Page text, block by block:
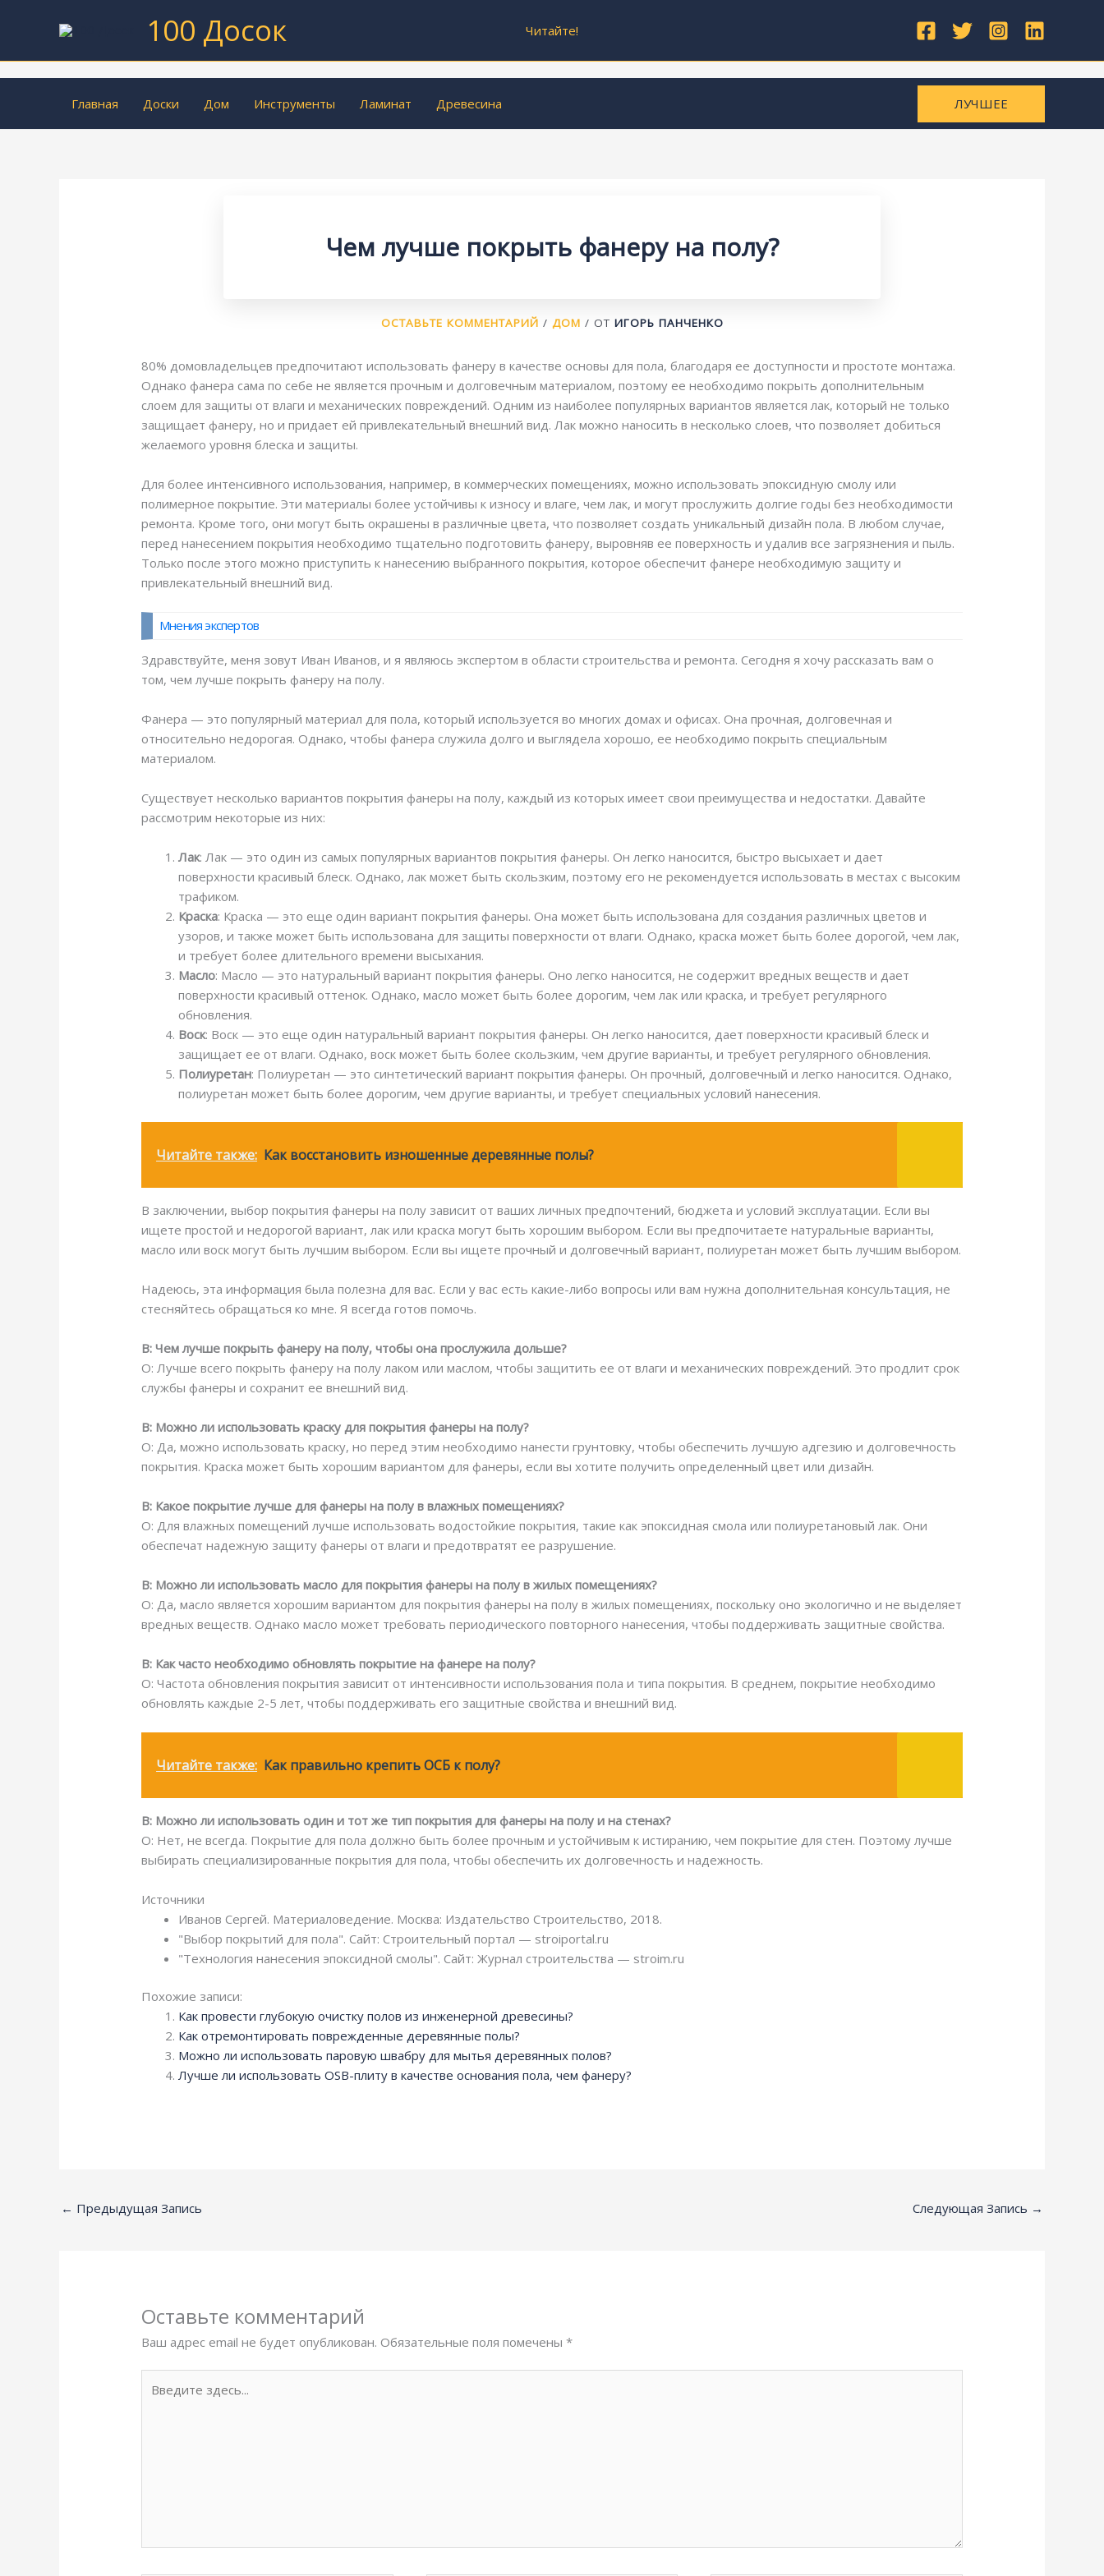
100 Досок Читайте!
Главная Доски Дом Инструменты Ламинат Древесина ЛУЧШЕЕ
Чем лучше покрыть фанеру на полу?
ОСТАВЬТЕ КОММЕНТАРИЙ / ДОМ / ОТ ИГОРЬ ПАНЧЕНКО
80% домовладельцев предпочитают использовать фанеру в качестве основы для пола, благодаря ее доступности и простоте монтажа.
Однако фанера сама по себе не является прочным и долговечным материалом, поэтому ее необходимо покрыть дополнительным
слоем для защиты от влаги и механических повреждений. Одним из наиболее популярных вариантов является лак, который не только
защищает фанеру, но и придает ей привлекательный внешний вид. Лак можно наносить в несколько слоев, что позволяет добиться
желаемого уровня блеска и защиты.
Для более интенсивного использования, например, в коммерческих помещениях, можно использовать эпоксидную смолу или
полимерное покрытие. Эти материалы более устойчивы к износу и влаге, чем лак, и могут прослужить долгие годы без необходимости
ремонта. Кроме того, они могут быть окрашены в различные цвета, что позволяет создать уникальный дизайн пола. В любом случае,
перед нанесением покрытия необходимо тщательно подготовить фанеру, выровняв ее поверхность и удалив все загрязнения и пыль.
Только после этого можно приступить к нанесению выбранного покрытия, которое обеспечит фанере необходимую защиту и
привлекательный внешний вид.
Мнения экспертов
Здравствуйте, меня зовут Иван Иванов, и я являюсь экспертом в области строительства и ремонта. Сегодня я хочу рассказать вам о
том, чем лучше покрыть фанеру на полу.
Фанера — это популярный материал для пола, который используется во многих домах и офисах. Она прочная, долговечная и
относительно недорогая. Однако, чтобы фанера служила долго и выглядела хорошо, ее необходимо покрыть специальным
материалом.
Существует несколько вариантов покрытия фанеры на полу, каждый из которых имеет свои преимущества и недостатки. Давайте
рассмотрим некоторые из них:
Лак: Лак — это один из самых популярных вариантов покрытия фанеры. Он легко наносится, быстро высыхает и дает
поверхности красивый блеск. Однако, лак может быть скользким, поэтому его не рекомендуется использовать в местах с высоким
трафиком.
Краска: Краска — это еще один вариант покрытия фанеры. Она может быть использована для создания различных цветов и
узоров, и также может быть использована для защиты поверхности от влаги. Однако, краска может быть более дорогой, чем лак,
и требует более длительного времени высыхания.
Масло: Масло — это натуральный вариант покрытия фанеры. Оно легко наносится, не содержит вредных веществ и дает
поверхности красивый оттенок. Однако, масло может быть более дорогим, чем лак или краска, и требует регулярного
обновления.
Воск: Воск — это еще один натуральный вариант покрытия фанеры. Он легко наносится, дает поверхности красивый блеск и
защищает ее от влаги. Однако, воск может быть более скользким, чем другие варианты, и требует регулярного обновления.
Полиуретан: Полиуретан — это синтетический вариант покрытия фанеры. Он прочный, долговечный и легко наносится. Однако,
полиуретан может быть более дорогим, чем другие варианты, и требует специальных условий нанесения.
Читайте также: Как восстановить изношенные деревянные полы?
В заключении, выбор покрытия фанеры на полу зависит от ваших личных предпочтений, бюджета и условий эксплуатации. Если вы
ищете простой и недорогой вариант, лак или краска могут быть хорошим выбором. Если вы предпочитаете натуральные варианты,
масло или воск могут быть лучшим выбором. Если вы ищете прочный и долговечный вариант, полиуретан может быть лучшим выбором.
Надеюсь, эта информация была полезна для вас. Если у вас есть какие-либо вопросы или вам нужна дополнительная консультация, не
стесняйтесь обращаться ко мне. Я всегда готов помочь.
В: Чем лучше покрыть фанеру на полу, чтобы она прослужила дольше?
О: Лучше всего покрыть фанеру на полу лаком или маслом, чтобы защитить ее от влаги и механических повреждений. Это продлит срок
службы фанеры и сохранит ее внешний вид.
В: Можно ли использовать краску для покрытия фанеры на полу?
О: Да, можно использовать краску, но перед этим необходимо нанести грунтовку, чтобы обеспечить лучшую адгезию и долговечность
покрытия. Краска может быть хорошим вариантом для фанеры, если вы хотите получить определенный цвет или дизайн.
В: Какое покрытие лучше для фанеры на полу в влажных помещениях?
О: Для влажных помещений лучше использовать водостойкие покрытия, такие как эпоксидная смола или полиуретановый лак. Они
обеспечат надежную защиту фанеры от влаги и предотвратят ее разрушение.
В: Можно ли использовать масло для покрытия фанеры на полу в жилых помещениях?
О: Да, масло является хорошим вариантом для покрытия фанеры на полу в жилых помещениях, поскольку оно экологично и не выделяет
вредных веществ. Однако масло может требовать периодического повторного нанесения, чтобы поддерживать защитные свойства.
В: Как часто необходимо обновлять покрытие на фанере на полу?
О: Частота обновления покрытия зависит от интенсивности использования пола и типа покрытия. В среднем, покрытие необходимо
обновлять каждые 2-5 лет, чтобы поддерживать его защитные свойства и внешний вид.
Читайте также: Как правильно крепить ОСБ к полу?
В: Можно ли использовать один и тот же тип покрытия для фанеры на полу и на стенах?
О: Нет, не всегда. Покрытие для пола должно быть более прочным и устойчивым к истиранию, чем покрытие для стен. Поэтому лучше
выбирать специализированные покрытия для пола, чтобы обеспечить их долговечность и надежность.
Источники
Иванов Сергей. Материаловедение. Москва: Издательство Строительство, 2018.
"Выбор покрытий для пола". Сайт: Строительный портал — stroiportal.ru
"Технология нанесения эпоксидной смолы". Сайт: Журнал строительства — stroim.ru
Похожие записи:
Как провести глубокую очистку полов из инженерной древесины?
Как отремонтировать поврежденные деревянные полы?
Можно ли использовать паровую швабру для мытья деревянных полов?
Лучше ли использовать OSB-плиту в качестве основания пола, чем фанеру?
← Предыдущая Запись Следующая Запись →
Оставьте комментарий
Ваш адрес email не будет опубликован. Обязательные поля помечены*
здесь...